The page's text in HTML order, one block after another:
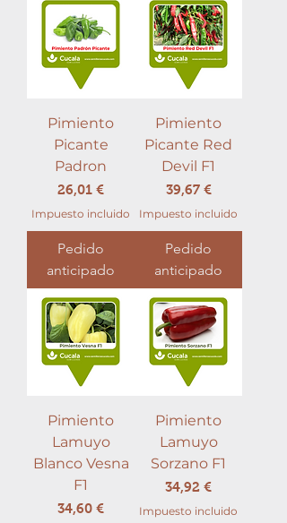
Pimiento
Picante
Padron
Precio
26,01 €
Impuesto incluido
Pedido
anticipado
Pimiento
Picante Red
Devil F1
Precio
39,67 €
Impuesto incluido
Pedido
anticipado
Pimiento
Lamuyo
Blanco Vesna
F1
Precio
34,60 €
Pimiento
Lamuyo
Sorzano F1
Precio
34,92 €
Impuesto incluido